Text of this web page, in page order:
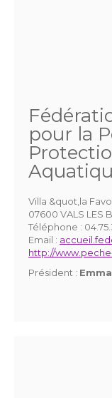
pour la
Villa &quot,la
07600 VALS LES
Téléphone :
Email :
http://
Président :